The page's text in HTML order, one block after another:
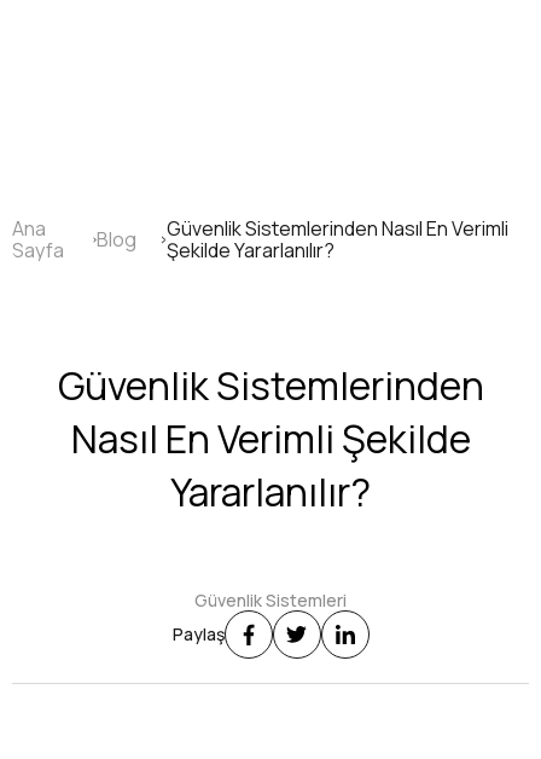
Sayfa
yolu
Ana
Sayfa
Blog
Güvenlik Sistemlerinden Nasıl En Verimli
Şekilde Yararlanılır?
Güvenlik Sistemlerinden
Nasıl En Verimli Şekilde
Yararlanılır?
Güvenlik Sistemleri
Paylaş